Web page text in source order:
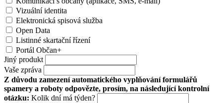
Vizuální identita
Elektronická spisová služba
Open Data
Listinné skartační řízení
Portál Občan+
Jiný produkt
Vaše zpráva
Z důvodu zamezení automatického vyplňování formulářů
spamery a roboty odpovězte, prosím, na následující kontrolní
otázku: Kolik dní má týden?